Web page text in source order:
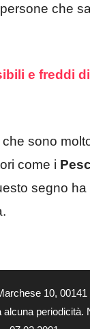
che
e freddi
che sono
come i
segno ha
10,